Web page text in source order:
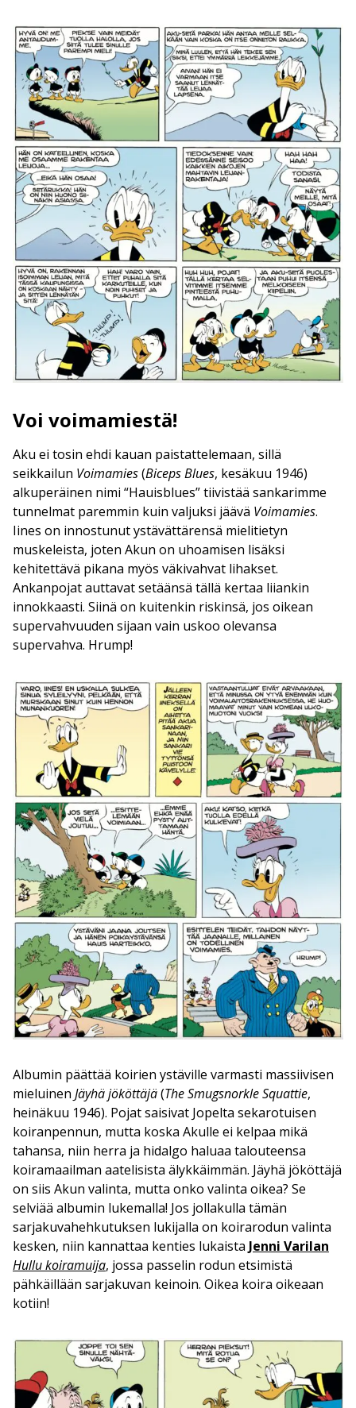
Voi voimamiestä!
Aku ei tosin ehdi kauan paistattelemaan, sillä
seikkailun Voimamies(Biceps Blues, kesäkuu 1946)
alkuperäinen nimi “Hauisblues” tiivistää sankarimme
tunnelmat paremmin kuin valjuksi jäävä Voimamies.
Iines on innostunut ystävättärensä mielitietyn
muskeleista, joten Akun on uhoamisen lisäksi
kehitettävä pikana myös väkivahvat lihakset.
Ankanpojat auttavat setäänsä tällä kertaa liiankin
innokkaasti. Siinä on kuitenkin riskinsä, jos oikean
supervahvuuden sijaan vain uskoo olevansa
supervahva. Hrump!
Albumin päättää koirien ystäville varmasti massiivisen
mieluinen Jäyhä jököttäjä(The Smugsnorkle Squattie,
heinäkuu 1946). Pojat saisivat Jopelta sekarotuisen
koiranpennun, mutta koska Akulle ei kelpaa mikä
tahansa, niin herra ja hidalgo haluaa talouteensa
koiramaailman aatelisista älykkäimmän. Jäyhä jököttäjä
on siis Akun valinta, mutta onko valinta oikea? Se
selviää albumin lukemalla! Jos jollakulla tämän
sarjakuvahehkutuksen lukijalla on koirarodun valinta
kesken, niin kannattaa kenties lukaista Jenni Varilan
Hullu koiramuija, jossa passelin rodun etsimistä
pähkäillään sarjakuvan keinoin. Oikea koira oikeaan
kotiin!